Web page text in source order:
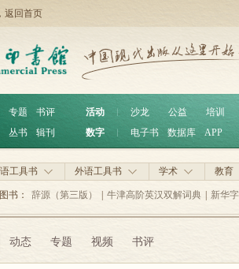
返回首页
专题
书评
丛书 辑刊
活动 沙龙 公益
培训
数字
电子书 数据库 APP
工具书 外语工具书 学术 教育
书： 辞源（第三版） 牛津高阶英汉双解词典 新华
动态 专题 视频 书评